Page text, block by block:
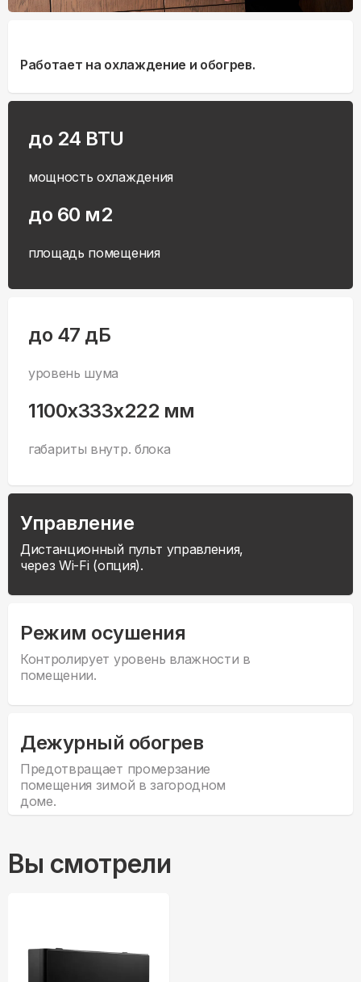
Работает на охлаждение и обогрев.
до 24 BTU
мощность охлаждения
до 60 м2
площадь помещения
до 47 дБ
уровень шума
1100x333x222 мм
габариты внутр. блока
Управление
Дистанционный пульт управления,
через Wi-Fi (опция).
Режим осушения
Контролирует уровень влажности в
помещении.
Дежурный обогрев
Предотвращает промерзание
помещения зимой в загородном
доме.
Вы смотрели